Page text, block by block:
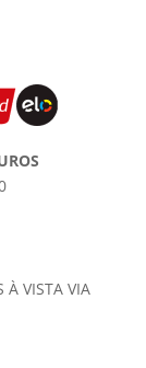
À VISTA VIA